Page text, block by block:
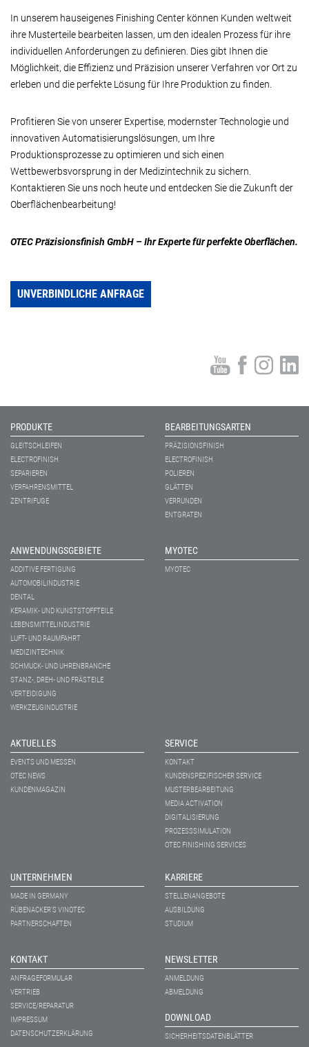
In unserem hauseigenes Finishing Center können Kunden weltweit
ihre Musterteile bearbeiten lassen, um den idealen Prozess für ihre
individuellen Anforderungen zu definieren. Dies gibt Ihnen die
Möglichkeit, die Effizienz und Präzision unserer Verfahren vor Ort zu
erleben und die perfekte Lösung für Ihre Produktion zu finden.
Profitieren Sie von unserer Expertise, modernster Technologie und
innovativen Automatisierungslösungen, um Ihre
Produktionsprozesse zu optimieren und sich einen
Wettbewerbsvorsprung in der Medizintechnik zu sichern.
Kontaktieren Sie uns noch heute und entdecken Sie die Zukunft der
Oberflächenbearbeitung!
OTEC Präzisionsfinish GmbH – Ihr Experte für perfekte Oberflächen.
UNVERBINDLICHE ANFRAGE
PRODUKTE
GLEITSCHLEIFEN
ELECTROFINISH
SEPARIEREN
VERFAHRENSMITTEL
ZENTRIFUGE
BEARBEITUNGSARTEN
PRÄZISIONSFINISH
ELECTROFINISH
POLIEREN
GLÄTTEN
VERRUNDEN
ENTGRATEN
ANWENDUNGSGEBIETE
ADDITIVE FERTIGUNG
AUTOMOBILINDUSTRIE
DENTAL
KERAMIK- UND KUNSTSTOFFTEILE
LEBENSMITTELINDUSTRIE
LUFT- UND RAUMFAHRT
MEDIZINTECHNIK
SCHMUCK- UND UHRENBRANCHE
STANZ-, DREH- UND FRÄSTEILE
VERTEIDIGUNG
WERKZEUGINDUSTRIE
MYOTEC
MYOTEC
AKTUELLES
EVENTS UND MESSEN
OTEC NEWS
KUNDENMAGAZIN
SERVICE
KONTAKT
KUNDENSPEZIFISCHER SERVICE
MUSTERBEARBEITUNG
MEDIA ACTIVATION
DIGITALISIERUNG
PROZESSSIMULATION
OTEC FINISHING SERVICES
UNTERNEHMEN
MADE IN GERMANY
RÜBENACKER'S VINOTEC
PARTNERSCHAFTEN
KARRIERE
STELLENANGEBOTE
AUSBILDUNG
STUDIUM
KONTAKT
ANFRAGEFORMULAR
VERTRIEB
SERVICE/REPARATUR
IMPRESSUM
DATENSCHUTZERKLÄRUNG
NEWSLETTER
ANMELDUNG
ABMELDUNG
DOWNLOAD
SICHERHEITSDATENBLÄTTER